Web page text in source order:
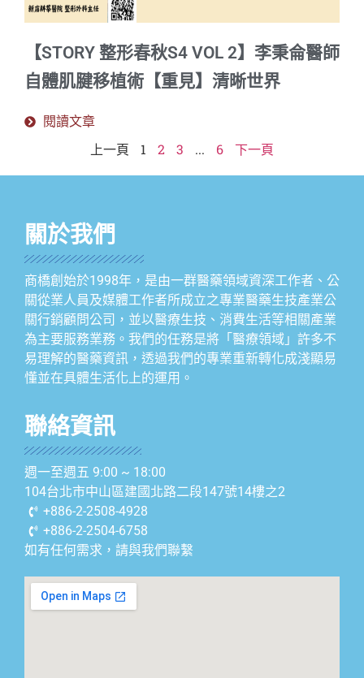
【STORY 整形春秋S4 VOL 2】李秉侖醫師
自體肌腱移植術【重見】清晰世界
閱讀文章
上一頁 1 2 3 ... 6 下一頁
關於我們
商橋創始於1998年，是由一群醫藥領域資深工作者、公
關從業人員及媒體工作者所成立之專業醫藥生技產業公
關行銷顧問公司，並以醫療生技、消費生活等相關產業
為主要服務業務。我們的任務是將「醫療領域」許多不
易理解的醫藥資訊，透過我們的專業重新轉化成淺顯易
懂並在具體生活化上的運用。
聯絡資訊
週一至週五 9:00 ~ 18:00
104台北市中山區建國北路二段147號14樓之2
+886-2-2508-4928
+886-2-2504-6758
如有任何需求，請與我們聯繫